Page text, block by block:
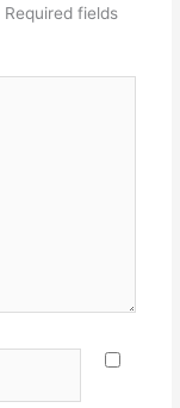
Required fields